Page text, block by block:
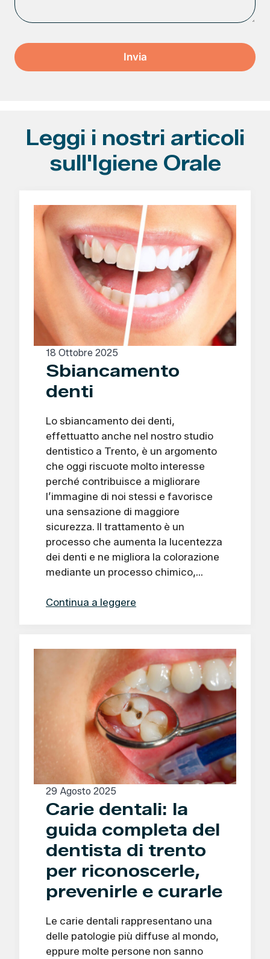
Leggi i nostri articoli
sull'Igiene Orale
18 Ottobre 2025
Sbiancamento
denti
Lo sbiancamento dei denti,
effettuatto anche nel nostro studio
dentistico a Trento, è un argomento
che oggi riscuote molto interesse
perché contribuisce a migliorare
l’immagine di noi stessi e favorisce
una sensazione di maggiore
sicurezza. Il trattamento è un
processo che aumenta la lucentezza
dei denti e ne migliora la colorazione
mediante un processo chimico,…
Continua a leggere
29 Agosto 2025
Carie dentali: la
guida completa del
dentista di trento
per riconoscerle,
prevenirle e curarle
Le carie dentali rappresentano una
delle patologie più diffuse al mondo,
eppure molte persone non sanno